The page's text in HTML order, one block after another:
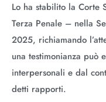
Lo ha stabilito la Corte
Terza Penale – nella
2025, richiamando
una testimonianza può
interpersonali e dal
detti rapporti.